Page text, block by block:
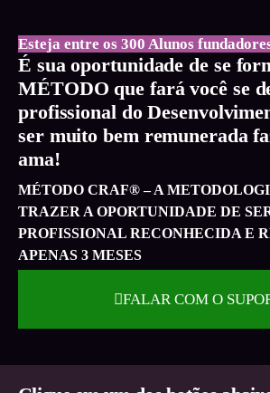
Esteja entre os 300 Alunos
É sua oportunidade de se
MÉTODO que fará você se
profissional do
ser muito bem remunerada
ama!
MÉTODO CRAF® – A
TRAZER A OPORTUNIDADE DE
PROFISSIONAL RECONHECIDA E
APENAS 3 MESES
FALAR COM O